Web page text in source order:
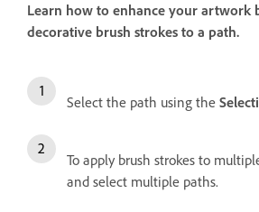
Learn how to enhance your artwork
decorative brush strokes to a path.
Select the path using the
To apply brush strokes to
and select multiple paths.